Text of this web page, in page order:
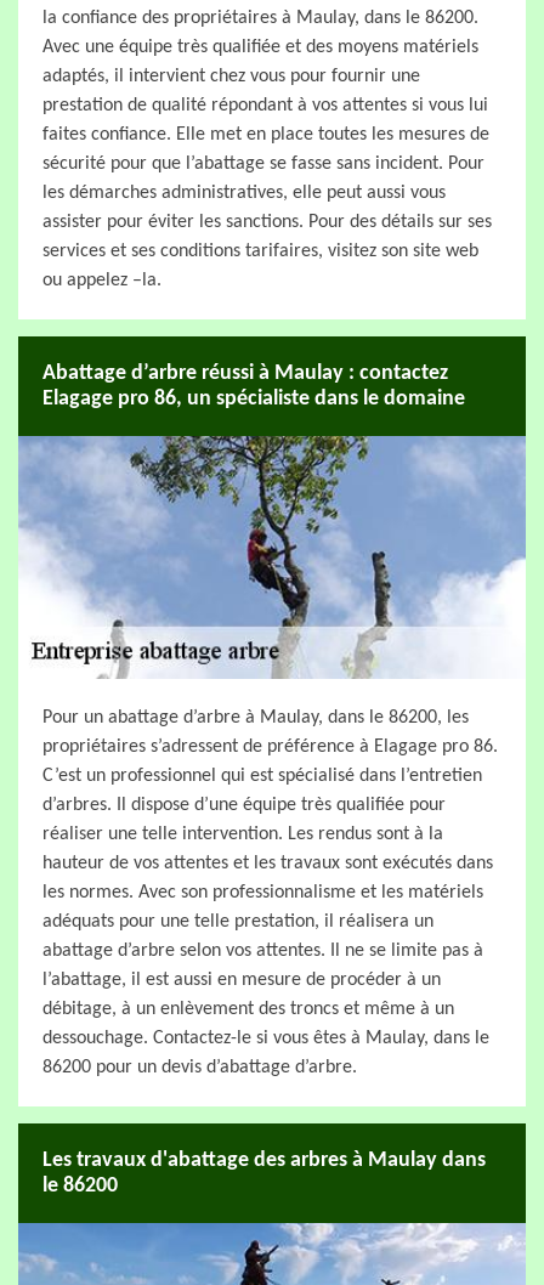
la confiance des propriétaires à Maulay, dans le 86200.
Avec une équipe très qualifiée et des moyens matériels
adaptés, il intervient chez vous pour fournir une
prestation de qualité répondant à vos attentes si vous lui
faites confiance. Elle met en place toutes les mesures de
sécurité pour que l’abattage se fasse sans incident. Pour
les démarches administratives, elle peut aussi vous
assister pour éviter les sanctions. Pour des détails sur ses
services et ses conditions tarifaires, visitez son site web
ou appelez –la.
Abattage d’arbre réussi à Maulay : contactez
Elagage pro 86, un spécialiste dans le domaine
Pour un abattage d’arbre à Maulay, dans le 86200, les
propriétaires s’adressent de préférence à Elagage pro 86.
C’est un professionnel qui est spécialisé dans l’entretien
d’arbres. Il dispose d’une équipe très qualifiée pour
réaliser une telle intervention. Les rendus sont à la
hauteur de vos attentes et les travaux sont exécutés dans
les normes. Avec son professionnalisme et les matériels
adéquats pour une telle prestation, il réalisera un
abattage d’arbre selon vos attentes. Il ne se limite pas à
l’abattage, il est aussi en mesure de procéder à un
débitage, à un enlèvement des troncs et même à un
dessouchage. Contactez-le si vous êtes à Maulay, dans le
86200 pour un devis d’abattage d’arbre.
Les travaux d'abattage des arbres à Maulay dans
le 86200